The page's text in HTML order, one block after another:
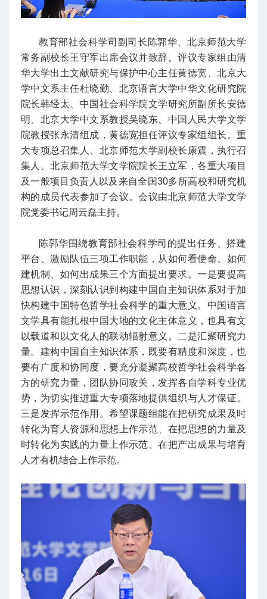
教育部社会科学司副司长陈郭华、北京师范大学
常务副校长王守军出席会议并致辞。评议专家组由清
华大学出土文献研究与保护中心主任黄德宽、北京大
学中文系主任杜晓勤、北京语言大学中华文化研究院
院长韩经太、中国社会科学院文学研究所副所长安德
明、北京大学中文系教授吴晓东、中国人民大学文学
院教授张永清组成，黄德宽担任评议专家组组长。重
大专项总召集人、北京师范大学副校长康震，执行召
集人、北京师范大学文学院院长王立军，各重大项目
及一般项目负责人以及来自全国30多所高校和研究机
构的成员代表参加了会议。会议由北京师范大学文学
院党委书记周云磊主持。
陈郭华围绕教育部社会科学司的提出任务、搭建
平台、激励队伍三项工作职能，从如何看使命、如何
建机制、如何出成果三个方面提出要求。一是要提高
思想认识，深刻认识到构建中国自主知识体系对于加
快构建中国特色哲学社会科学的重大意义。中国语言
文学具有能扎根中国大地的文化主体意义，也具有文
以载道和以文化人的联动辐射意义。二是汇聚研究力
量。建构中国自主知识体系，既要有精度和深度，也
要有广度和协同度，要充分凝聚高校哲学社会科学各
方的研究力量，团队协同攻关，发挥各自学科专业优
势，为切实推进重大专项落地提供组织与人才保证。
三是发挥示范作用。希望课题组能在把研究成果及时
转化为育人资源和思想上作示范、在把思想的力量及
时转化为实践的力量上作示范、在把产出成果与培育
人才有机结合上作示范。